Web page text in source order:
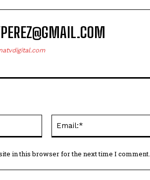
in this browser for the next time I comment.